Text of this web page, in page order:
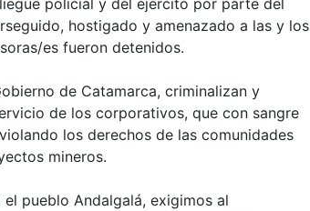
hostigado y amenazado a las y los
es fueron detenidos.
de Catamarca, criminalizan y
de los corporativos, que con sangre
los derechos de las comunidades
mineros.
pueblo Andalgalá, exigimos al